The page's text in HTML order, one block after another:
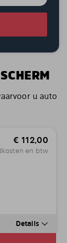
u auto
€ 112,00
en btw
Details